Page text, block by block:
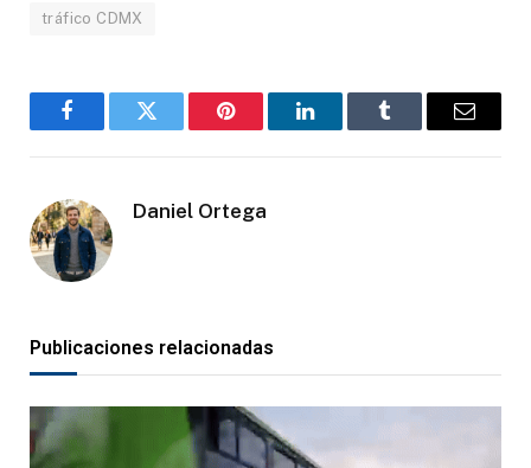
tráfico CDMX
FacebookGorjeo Pinterest LinkedInTumblr
Correo
Daniel Ortega
Publicaciones relacionadas